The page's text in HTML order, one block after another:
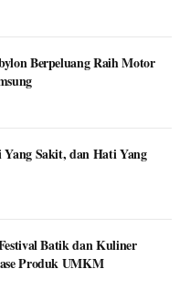
Berpeluang Raih Motor
Sakit, dan Hati Yang
Batik dan Kuliner
Produk UMKM